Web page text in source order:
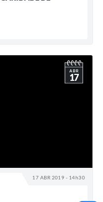
17 ABR 2019 - 14h30
ABR
17